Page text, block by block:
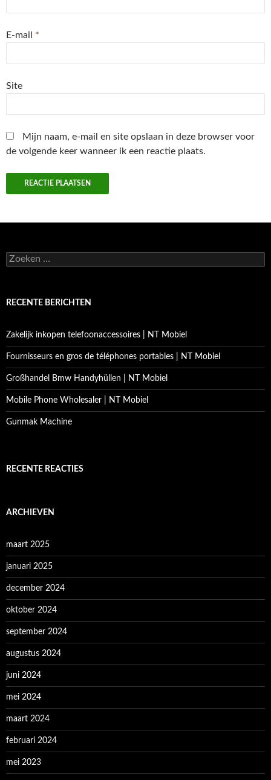
E-mail *
Site
Mijn naam, e-mail en site opslaan in deze browser voor
de volgende keer wanneer ik een reactie plaats.
Zoeken
naar:
RECENTE BERICHTEN
Zakelijk inkopen telefoonaccessoires | NT Mobiel
Fournisseurs en gros de téléphones portables | NT Mobiel
Großhandel Bmw Handyhüllen | NT Mobiel
Mobile Phone Wholesaler | NT Mobiel
Gunmak Machine
RECENTE REACTIES
ARCHIEVEN
maart 2025
januari 2025
december 2024
oktober 2024
september 2024
augustus 2024
juni 2024
mei 2024
maart 2024
februari 2024
mei 2023